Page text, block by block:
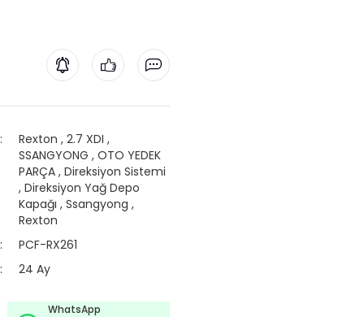
Rexton , 2.7 XDI ,
SSANGYONG , OTO YEDEK
PARÇA , Direksiyon Sistemi
, Direksiyon Yağ Depo
Kapağı , Ssangyong ,
Rexton
PCF-RX261
24 Ay
WhatsApp